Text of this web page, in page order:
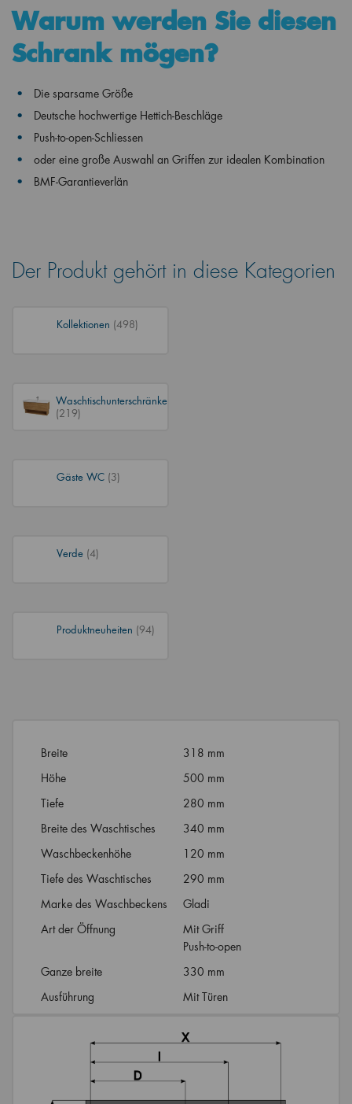
Warum werden Sie diesen
Schrank mögen?
Die sparsame Größe
Deutsche hochwertige Hettich-Beschläge
Push-to-open-Schliessen
oder eine große Auswahl an Griffen zur idealen Kombination
BMF-Garantieverlän
Der Produkt gehört in diese Kategorien
Kollektionen (498)
Waschtischunterschränke
(219)
Gäste WC (3)
Verde (4)
Produktneuheiten (94)
Breite
318 mm
Höhe
500 mm
Tiefe
280 mm
Breite des Waschtisches
340 mm
Waschbeckenhöhe
120 mm
Tiefe des Waschtisches
290 mm
Marke des Waschbeckens
Gladi
Art der Öffnung
Mit Griff
Push-to-open
Ganze breite
330 mm
Ausführung
Mit Türen